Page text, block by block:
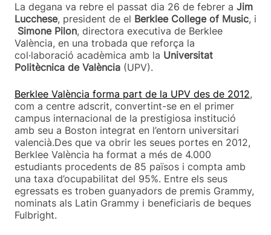
La degana va rebre el passat dia 26 de febrer a Jim
Lucchese, president de el Berklee College of Music, i
Simone Pilon, directora executiva de Berklee
València, en una trobada que reforça la
col·laboració acadèmica amb la Universitat
Politècnica de València (UPV).
Berklee València forma part de la UPV des de 2012,
com a centre adscrit, convertint-se en el primer
campus internacional de la prestigiosa institució
amb seu a Boston integrat en l’entorn universitari
valencià.Des que va obrir les seues portes en 2012,
Berklee València ha format a més de 4.000
estudiants procedents de 85 països i compta amb
una taxa d’ocupabilitat del 95%. Entre els seus
egressats es troben guanyadors de premis Grammy,
nominats als Latin Grammy i beneficiaris de beques
Fulbright.